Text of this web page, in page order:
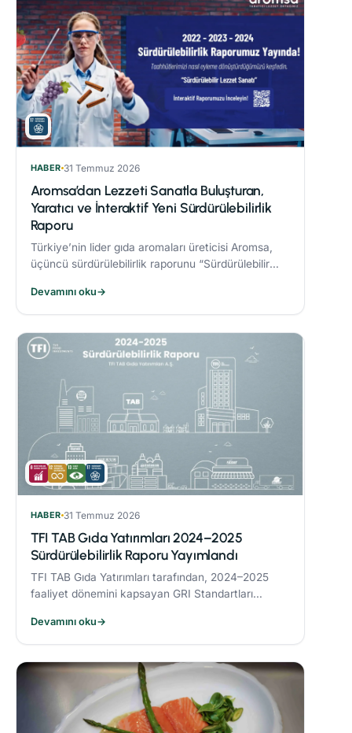
HABER 31 Temmuz 2026
Aromsa’dan Lezzeti Sanatla Buluşturan,
Yaratıcı ve İnteraktif Yeni Sürdürülebilirlik
Raporu
Türkiye’nin lider gıda aromaları üreticisi Aromsa,
üçüncü sürdürülebilirlik raporunu “Sürdürülebilir
Devamını oku→
HABER 31 Temmuz 2026
TFI TAB Gıda Yatırımları 2024–2025
Sürdürülebilirlik Raporu Yayımlandı
TFI TAB Gıda Yatırımları tarafından, 2024–2025
faaliyet dönemini kapsayan GRI Standartları
Devamını oku→